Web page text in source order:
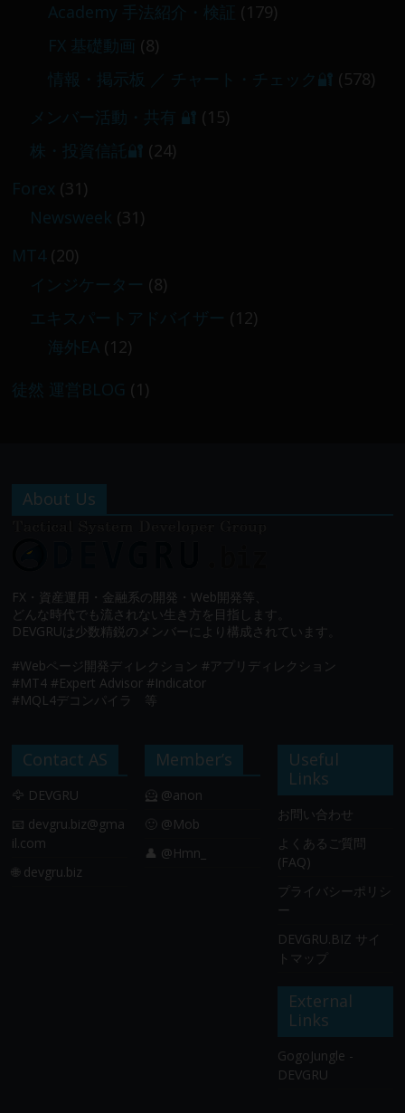
Academy 手法紹介・検証 (179)
FX 基礎動画 (8)
情報・掲示板 ／ チャート・チェック🔐 (578)
メンバー活動・共有 🔐 (15)
株・投資信託🔐 (24)
Forex (31)
Newsweek (31)
MT4(20)
インジケーター (8)
エキスパートアドバイザー (12)
海外EA (12)
徒然 運営BLOG (1)
About Us
FX・資産運用・金融系の開発・Web開発等、
どんな時代でも流されない生き方を目指します。
DEVGRUは少数精鋭のメンバーにより構成されています。
#Webページ開発ディレクション #アプリディレクション
#MT4 #Expert Advisor #Indicator
#MQL4デコンパイラ 等
Contact AS
🦅 DEVGRU
📧 devgru.biz@gma
il.com
🌐 devgru.biz
Member’s
🦸 @anon
🙂 @Mob
👤 @Hmn_
Useful
Links
お問い合わせ
よくあるご質問
(FAQ)
プライバシーポリシ
ー
DEVGRU.BIZ サイ
トマップ
External
Links
GogoJungle -
DEVGRU